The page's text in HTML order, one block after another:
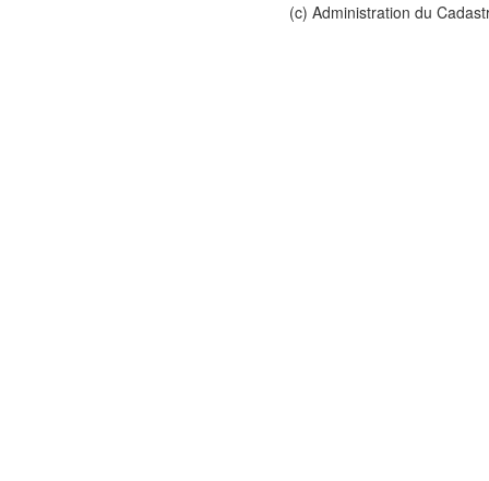
(c) Administration du